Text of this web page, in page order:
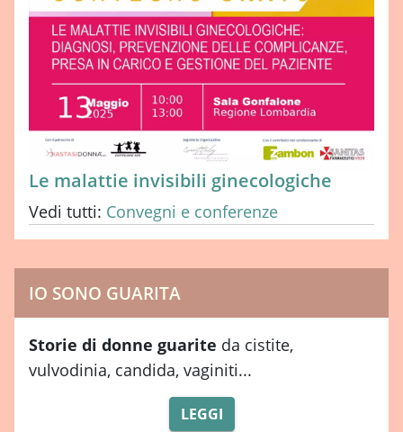
Le malattie invisibili ginecologiche
Vedi tutti: Convegni e conferenze
IO SONO GUARITA
Storie di donne guarite da cistite,
vulvodinia, candida, vaginiti...
LEGGI